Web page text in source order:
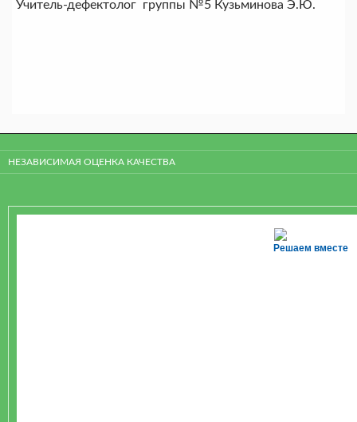
Учитель-дефектолог группы №5 Кузьминова Э.Ю.
НЕЗАВИСИМАЯ ОЦЕНКА КАЧЕСТВА
Решаем вместе